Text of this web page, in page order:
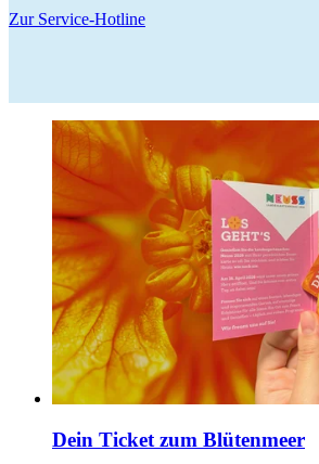
Zur Service-Hotline
Dein Ticket zum Blütenmeer